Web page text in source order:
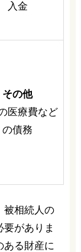
入金
その他
医療費など
の債務
被相続人の
がありま
ある財産に